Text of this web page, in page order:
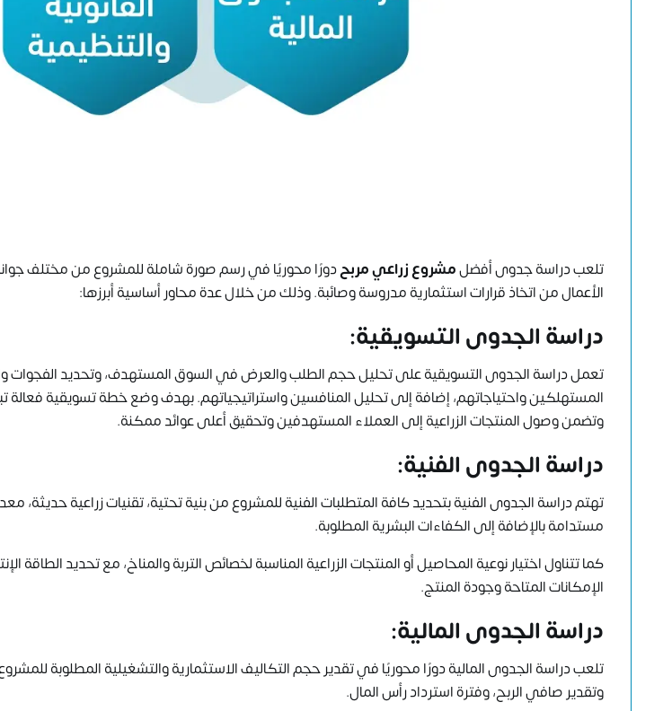
تلعب دراسة جدوى أفضلمشروع زراعي مربحدورًا محوريًا في رسم صورة شاملة للمشروع من مختلف
الأعمال من اتخاذ قرارات استثمارية مدروسة وصائبة. وذلك من خلال عدة محاور أساسية أبرزها:
دراسة الجدوى التسويقية:
تعمل دراسة الجدوى التسويقية على تحليل حجم الطلب والعرض في السوق المستهدف، وتحديد الفجوات
المستهلكين واحتياجاتهم، إضافة إلى تحليل المنافسين واستراتيجياتهم. بهدف وضع خطة تسويقية فعالة
وتضمن وصول المنتجات الزراعية إلى العملاء المستهدفين وتحقيق أعلى عوائد ممكنة.
دراسة الجدوى الفنية:
تهتم دراسة الجدوى الفنية بتحديد كافة المتطلبات الفنية للمشروع من بنية تحتية، تقنيات زراعية حديثة،
مستدامة بالإضافة إلى الكفاءات البشرية المطلوبة.
كما تتناول اختيار نوعية المحاصيل أو المنتجات الزراعية المناسبة لخصائص التربة والمناخ، مع تحديد الطاقة
الإمكانات المتاحة وجودة المنتج.
دراسة الجدوى المالية:
تلعب دراسة الجدوى المالية دورًا محوريًا في تقدير حجم التكاليف الاستثمارية والتشغيلية المطلوبة
وتقدير صافي الربح، وفترة استرداد رأس المال.